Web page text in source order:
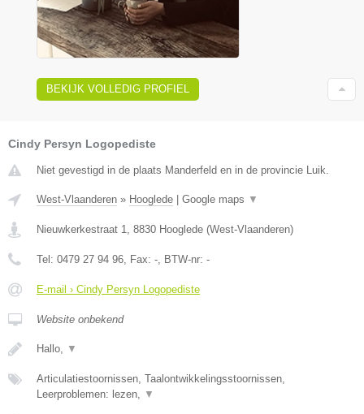
BEKIJK VOLLEDIG PROFIEL
Cindy Persyn Logopediste
Niet gevestigd in de plaats Manderfeld en in de provincie Luik.
West-Vlaanderen » Hooglede | Google maps ▼
Nieuwkerkestraat 1 8830 Hooglede (West-Vlaanderen)
Tel: 0479 27 94 96 , Fax: - , BTW-nr: -
E-mail › Cindy Persyn Logopediste
Website onbekend
Hallo, ▼
Articulatiestoornissen, Taalontwikkelingsstoornissen,
Leerproblemen: lezen,
▼